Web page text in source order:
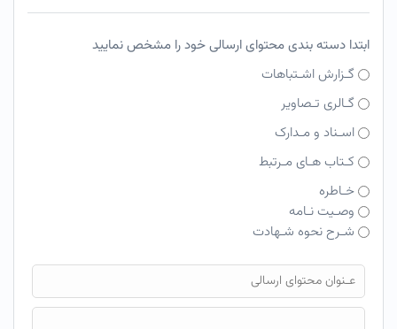
ابتدا دسته بندی محتوای ارسالی خود را مشخص نمایید
گـزارش اشـتباهات
گـالری تـصاویر
اسـناد و مـدارک
کـتاب هـای مـرتبط
خـاطره
وصـیت نـامه
شـرح نحوه شـهادت
فایل محتوای ارسالی